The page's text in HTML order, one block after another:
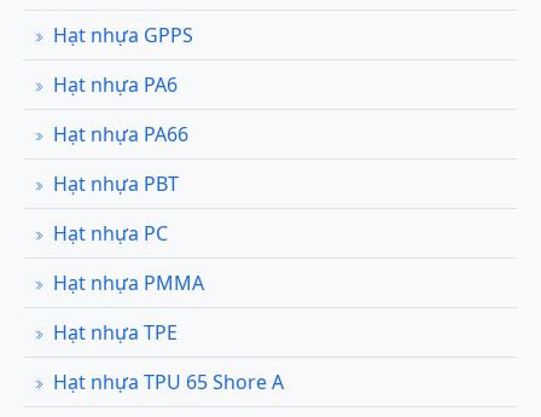
Hạt nhựa GPPS
Hạt nhựa PA6
Hạt nhựa PA66
Hạt nhựa PBT
Hạt nhựa PC
Hạt nhựa PMMA
Hạt nhựa TPE
Hạt nhựa TPU 65 Shore A